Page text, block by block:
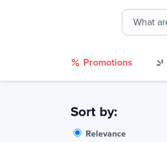
Promotions
Sort by:
Relevance